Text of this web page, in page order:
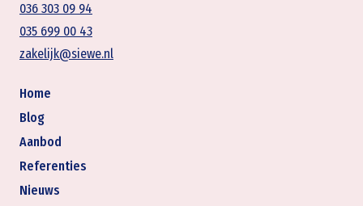
036 303 09 94
035 699 00 43
zakelijk@siewe.nl
Home
Blog
Aanbod
Referenties
Nieuws